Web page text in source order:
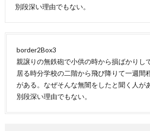
別段深い理由でもない。
border2Box3
親譲りの無鉄砲で小供の時から損ばかりし
居る時分学校の二階から飛び降りて一週間
がある。なぜそんな無闇をしたと聞く人が
別段深い理由でもない。